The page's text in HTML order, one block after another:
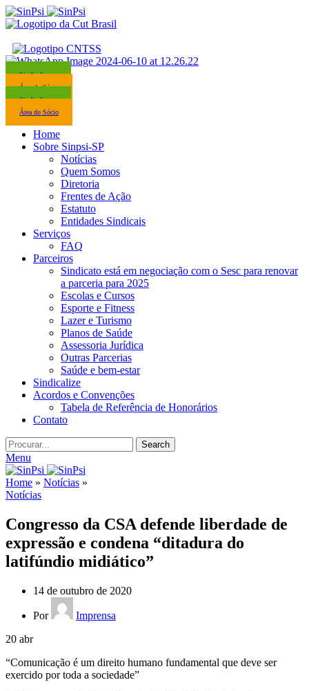
Sindicalize-se
Área do Sócio
Sindicalize-se
Área do Sócio
Home
Sobre Sinpsi-SP
Notícias
Quem Somos
Diretoria
Frentes de Ação
Estatuto
Entidades Sindicais
Serviços
FAQ
Parceiros
Sindicato está em negociação com o Sesc para renovar
a parceria para 2025
Escolas e Cursos
Esporte e Fitness
Lazer e Turismo
Planos de Saúde
Assessoria Jurídica
Outras Parcerias
Saúde e bem-estar
Sindicalize
Acordos e Convenções
Tabela de Referência de Honorários
Contato
Search
Menu
Home » Notícias »
Notícias
Congresso da CSA defende liberdade de
expressão e condena “ditadura do
latifúndio midiático”
14 de outubro de 2020
Por
Imprensa
20 abr
“Comunicação é um direito humano fundamental que deve ser
exercido por toda a sociedade”